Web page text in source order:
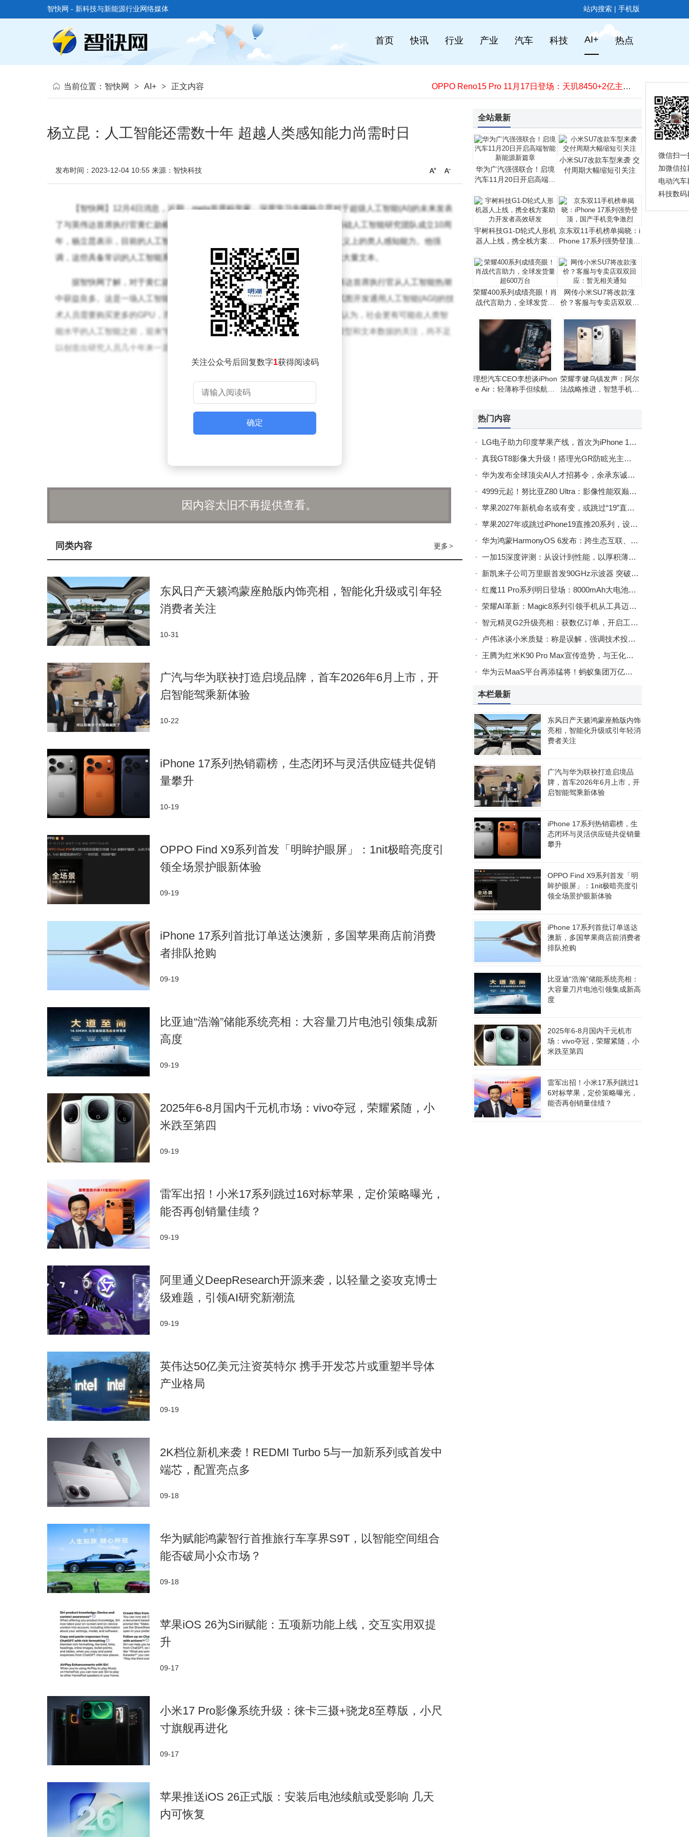
站内搜索 | 手机版
智快网 - 新科技与新能源行业网络媒体
首页 快讯 行业 产业 汽车 科技 AI+ 热点
TCL华星全球显示生态大会：四款新品亮相，AI赋能制造，印刷OLED节能显著
​小米巴黎再拓版图！首家直营小米之家即将盛大开业​
OpenAI推出GPT-5.1系列：对话更有趣，推理更持久，个性化风格增至八种
1899元的iPhone“袜子包”：时尚碰撞下，苹果的配件新探索
谷歌入局私有AI计算：融合云端与端侧AI，隐私保护或成行业新标杆
TCL华星全球显示生态大会：四款新品亮相，AI赋能制造，印刷OLED节能显著
当前位置： 智快网 > AI+ > 正文内容
杨立昆：人工智能还需数十年 超越人类感知能力尚需时日
发布时间：2023-12-04 10:55 来源：智快科技
【智快网】12月4日消息，近期，meta首席科学家、深度学习先驱杨立昆对于超级人工智能(AI)的未来发表
了与英伟达首席执行官黄仁勋截然相反的看法。在一场媒体活动上，庆祝me
ta基础人工智能研究团队成立10周
年，杨立昆表示，目前的人工智能系统仍需数十年的发展时间，才能达到某种意义上的类人感知能力。他强
调，这些具备常识的人工智能系统将更为强大，不再局限于以创造性的方式总结大量文本。
据智快网了解，对于黄仁勋的观点，杨立昆表示：“我了解黄仁勋，这位英伟达首席执行官从人工智能热潮
中获益良多。这是一场人工智能战争，而他在提供武器。”杨立昆进一步指出，试图开发通用人工智能(AGI)的技
术人员需要购买更多的GPU，而AGI是一种与人类智能水平相当的人工智能。他认为，社会更有可能在人类智
能水平的人工智能之前，迎来“猫级”或“狗级”的人工智能。当前科技行业对语言模型和文本数据的关注，尚不足
以创造出研究人员几十年来一直梦想的先进类人人工智能系统。
关注公众号后回复数字1获得阅读码
确定
因内容太旧不再提供查看。
更多 >
同类内容
东风日产天籁鸿蒙座舱版内饰亮相，智能化升级或引年轻
消费者关注
10-31
广汽与华为联袂打造启境品牌，首车2026年6月上市，开
启智能驾乘新体验
10-22
iPhone 17系列热销霸榜，生态闭环与灵活供应链共促销
量攀升
10-19
OPPO Find X9系列首发「明眸护眼屏」：1nit极暗亮度引
领全场景护眼新体验
09-19
iPhone 17系列首批订单送达澳新，多国苹果商店前消费
者排队抢购
09-19
比亚迪“浩瀚”储能系统亮相：大容量刀片电池引领集成新
高度
09-19
2025年6-8月国内千元机市场：vivo夺冠，荣耀紧随，小
米跌至第四
09-19
雷军出招！小米17系列跳过16对标苹果，定价策略曝光，
能否再创销量佳绩？
09-19
阿里通义DeepResearch开源来袭，以轻量之姿攻克博士
级难题，引领AI研究新潮流
09-19
​英伟达50亿美元注资英特尔 携手开发芯片或重塑半导体
产业格局​
09-19
​2K档位新机来袭！REDMI Turbo 5与一加新系列或首发中
端芯，配置亮点多​
09-18
华为赋能鸿蒙智行首推旅行车享界S9T，以智能空间组合
能否破局小众市场？
09-18
苹果iOS 26为Siri赋能：五项新功能上线，交互实用双提
升
09-17
小米17 Pro影像系统升级：徕卡三摄+骁龙8至尊版，小尺
寸旗舰再进化
09-17
苹果推送iOS 26正式版：安装后电池续航或受影响 几天
内可恢复
全站最新
华为广汽强强联合！启境
汽车11月20日开启高端智
小米SU7改款车型来袭 交
付周期大幅缩短引关注
宇树科技G1-D轮式人形机
器人上线，携全栈方案助
京东双11手机榜单揭晓：i
Phone 17系列强势登顶，
荣耀400系列成绩亮眼！肖
战代言助力，全球发货量
网传小米SU7将改款涨
价？客服与专卖店双双回
理想汽车CEO李想谈iPhon
e Air：轻薄称手但续航有
荣耀李健乌镇发声：阿尔
法战略推进，智慧手机生
热门内容
LG电子助力印度苹果产线，首次为iPhone 17生产提供关键设备
真我GT8影像大升级！搭理光GR防眩光主摄，五大影调+定制模式全配齐
华为发布全球顶尖AI人才招募令，余承东诚邀热爱AI的年轻人共攀高峰
4999元起！努比亚Z80 Ultra：影像性能双巅峰的诚意之作
苹果2027年新机命名或有变，或跳过“19”直接推出“iPhone 20”系列
苹果2027年或跳过iPhone19直推20系列，设计革新纪念初代问世二十周年
华为鸿蒙HarmonyOS 6发布：跨生态互联、安全升级、小艺智能体协同新体验
一加15深度评测：从设计到性能，以厚积薄发之姿引领行业新变革
新凯来子公司万里眼首发90GHz示波器 突破封锁助力3nm/5nm先进制程研发
红魔11 Pro系列明日登场：8000mAh大电池+脉动水冷引擎，真全面屏新体验
荣耀AI革新：Magic8系列引领手机从工具迈向“生命伙伴”新纪元
智元精灵G2升级亮相：获数亿订单，开启工业级具身作业机器人商用新篇章
卢伟冰谈小米质疑：称是误解，强调技术投入，去年已开两家自有工厂
王腾为红米K90 Pro Max宣传造势，与王化评论区互动，真机外观首亮相
华为云MaaS平台再添猛将！蚂蚁集团万亿参数Ling-1T模型上架，专属部署释放强劲能力
本栏最新
东风日产天籁鸿蒙座舱版内饰
亮相，智能化升级或引年轻消
费者关注
广汽与华为联袂打造启境品
牌，首车2026年6月上市，开
启智能驾乘新体验
iPhone 17系列热销霸榜，生
态闭环与灵活供应链共促销量
攀升
OPPO Find X9系列首发「明
眸护眼屏」：1nit极暗亮度引
领全场景护眼新体验
iPhone 17系列首批订单送达
澳新，多国苹果商店前消费者
排队抢购
比亚迪“浩瀚”储能系统亮相：
大容量刀片电池引领集成新高
度
2025年6-8月国内千元机市
场：vivo夺冠，荣耀紧随，小
米跌至第四
雷军出招！小米17系列跳过1
6对标苹果，定价策略曝光，
能否再创销量佳绩？
微信扫一
加微信拉
电动汽车
科技数码